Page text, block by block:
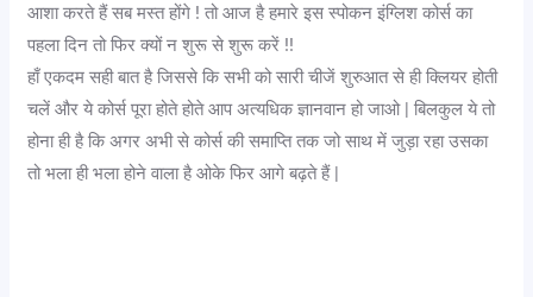
आशा करते हैं सब मस्त होंगे ! तो आज है हमारे इस स्पोकन इंग्लिश कोर्स का
पहला दिन तो फिर क्यों न शुरू से शुरू करें !!
हाँ एकदम सही बात है जिससे कि सभी को सारी चीजें शुरुआत से ही क्लियर होती
चलें और ये कोर्स पूरा होते होते आप अत्यधिक ज्ञानवान हो जाओ | बिलकुल ये तो
होना ही है कि अगर अभी से कोर्स की समाप्ति तक जो साथ में जुड़ा रहा उसका
तो भला ही भला होने वाला है ओके फिर आगे बढ़ते हैं |